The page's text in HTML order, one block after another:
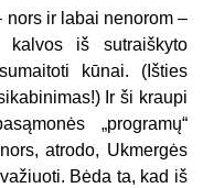
nors ir labai nenorom –
iš sutraiškyto
kūnai. (Išties
Ir ši kraupi
„programų“
atrodo, Ukmergės
Bėda ta, kad iš